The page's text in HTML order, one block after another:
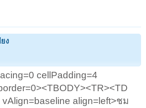
ง
cellPadding=4
align=left>ชม